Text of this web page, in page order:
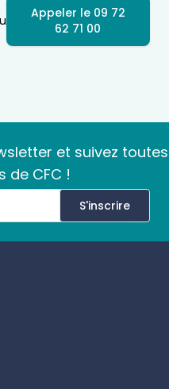
Appeler le 09 72
62 71 00
et suivez toutes
de CFC !
S'inscrire